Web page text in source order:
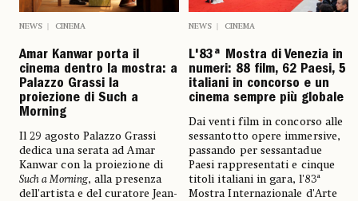
NEWS CINEMA
Amar Kanwar porta il
cinema dentro la mostra: a
Palazzo Grassi la
proiezione di Such a
Morning
Il 29 agosto Palazzo Grassi
dedica una serata ad Amar
Kanwar con la proiezione di
Such a Morning, alla presenza
dell'artista e del curatore Jean-
NEWS CINEMA
L'83ª Mostra di Venezia in
numeri: 88 film, 62 Paesi, 5
italiani in concorso e un
cinema sempre più globale
Dai venti film in concorso alle
sessantotto opere immersive,
passando per sessantadue
Paesi rappresentati e cinque
titoli italiani in gara, l'83ª
Mostra Internazionale d'Arte